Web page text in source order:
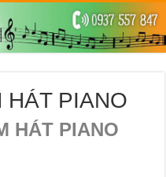
HÁT PIANO
HÁT PIANO